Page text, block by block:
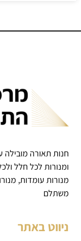
חנות תאורה מובילה
ומנורות לכל חלל
מנורות עומדות,
משתלם
ניווט באתר